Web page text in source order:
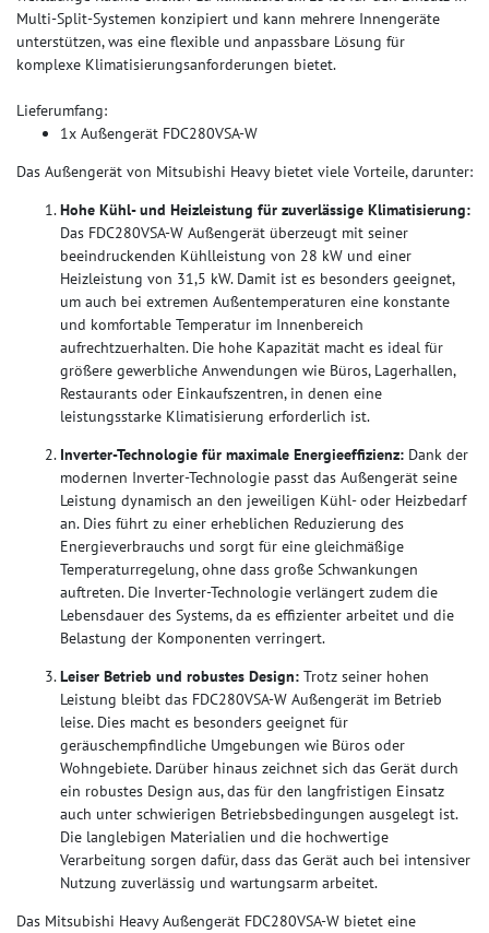
Multi-Split-Systemen konzipiert und kann mehrere Innengeräte
unterstützen, was eine flexible und anpassbare Lösung für
komplexe Klimatisierungsanforderungen bietet.
Lieferumfang:
1x Außengerät FDC280VSA-W
Das Außengerät von Mitsubishi Heavy bietet viele Vorteile, darunter:
Hohe Kühl- und Heizleistung für zuverlässige Klimatisierung:
Das FDC280VSA-W Außengerät überzeugt mit seiner
beeindruckenden Kühlleistung von 28 kW und einer
Heizleistung von 31,5 kW. Damit ist es besonders geeignet,
um auch bei extremen Außentemperaturen eine konstante
und komfortable Temperatur im Innenbereich
aufrechtzuerhalten. Die hohe Kapazität macht es ideal für
größere gewerbliche Anwendungen wie Büros, Lagerhallen,
Restaurants oder Einkaufszentren, in denen eine
leistungsstarke Klimatisierung erforderlich ist.
Inverter-Technologie für maximale Energieeffizienz: Dank der
modernen Inverter-Technologie passt das Außengerät seine
Leistung dynamisch an den jeweiligen Kühl- oder Heizbedarf
an. Dies führt zu einer erheblichen Reduzierung des
Energieverbrauchs und sorgt für eine gleichmäßige
Temperaturregelung, ohne dass große Schwankungen
auftreten. Die Inverter-Technologie verlängert zudem die
Lebensdauer des Systems, da es effizienter arbeitet und die
Belastung der Komponenten verringert.
Leiser Betrieb und robustes Design: Trotz seiner hohen
Leistung bleibt das FDC280VSA-W Außengerät im Betrieb
leise. Dies macht es besonders geeignet für
geräuschempfindliche Umgebungen wie Büros oder
Wohngebiete. Darüber hinaus zeichnet sich das Gerät durch
ein robustes Design aus, das für den langfristigen Einsatz
auch unter schwierigen Betriebsbedingungen ausgelegt ist.
Die langlebigen Materialien und die hochwertige
Verarbeitung sorgen dafür, dass das Gerät auch bei intensiver
Nutzung zuverlässig und wartungsarm arbeitet.
Das Mitsubishi Heavy Außengerät FDC280VSA-W bietet eine